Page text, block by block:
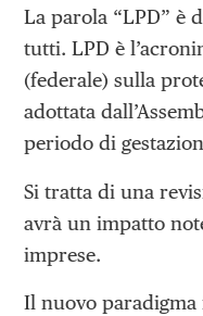
La parola “LPD” è
tutti. LPD è
(federale) sulla
adottata
periodo di
Si tratta di una
avrà un impatto
imprese.
Il nuovo